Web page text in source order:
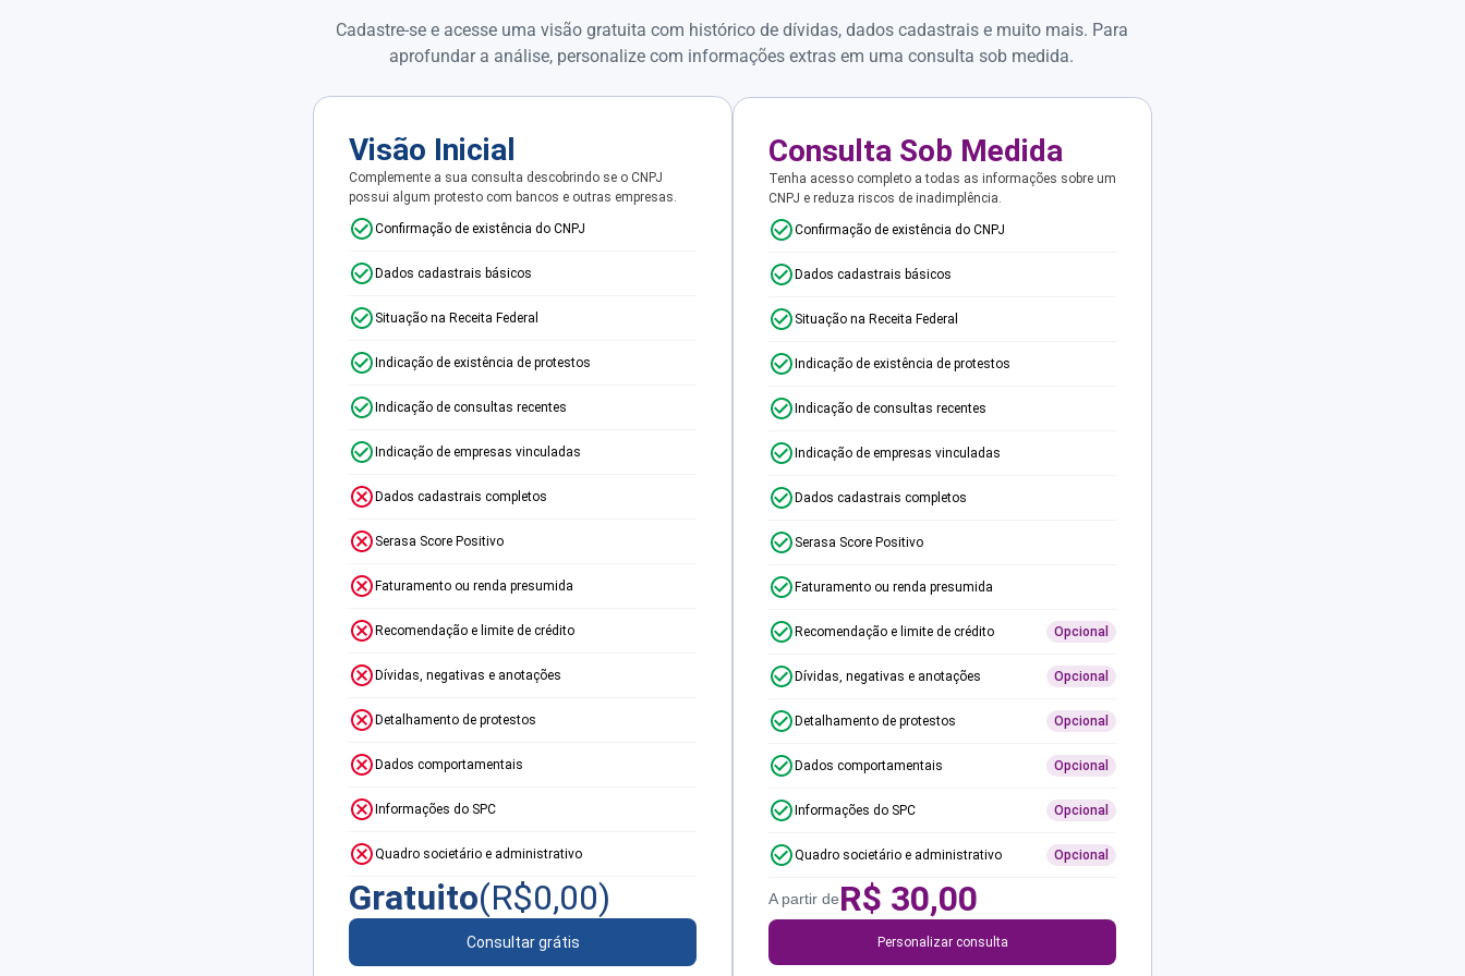
Cadastre-se e acesse uma visão gratuita com histórico de dívidas, dados cadastrais e muito mais. Para
aprofundar a análise, personalize com informações extras em uma consulta sob medida.
Visão Inicial
Complemente a sua consulta descobrindo se o CNPJ
possui algum protesto com bancos e outras empresas.
Confirmação de existência do CNPJ
Dados cadastrais básicos
Situação na Receita Federal
Indicação de existência de protestos
Indicação de consultas recentes
Indicação de empresas vinculadas
Dados cadastrais completos
Serasa Score Positivo
Faturamento ou renda presumida
Recomendação e limite de crédito
Dívidas, negativas e anotações
Detalhamento de protestos
Dados comportamentais
Informações do SPC
Quadro societário e administrativo
Gratuito(R$0,00)
Consultar grátis
Consulta Sob Medida
Tenha acesso completo a todas as informações sobre um
CNPJ e reduza riscos de inadimplência.
Confirmação de existência do CNPJ
Dados cadastrais básicos
Situação na Receita Federal
Indicação de existência de protestos
Indicação de consultas recentes
Indicação de empresas vinculadas
Dados cadastrais completos
Serasa Score Positivo
Faturamento ou renda presumida
Recomendação e limite de crédito Opcional
Dívidas, negativas e anotações Opcional
Detalhamento de protestos Opcional
Dados comportamentais Opcional
Informações do SPC Opcional
Quadro societário e administrativo Opcional
A partir deR$ 30,00
Personalizar consulta